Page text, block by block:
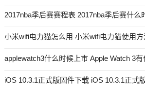
2017nba季后赛赛程表 2017nba季后赛什么
小米wifi电力猫怎么用 小米wifi电力猫使用方
applewatch3什么时候上市 Apple Watch 3
iOS 10.3.1正式版固件下载 iOS 10.3.1正式